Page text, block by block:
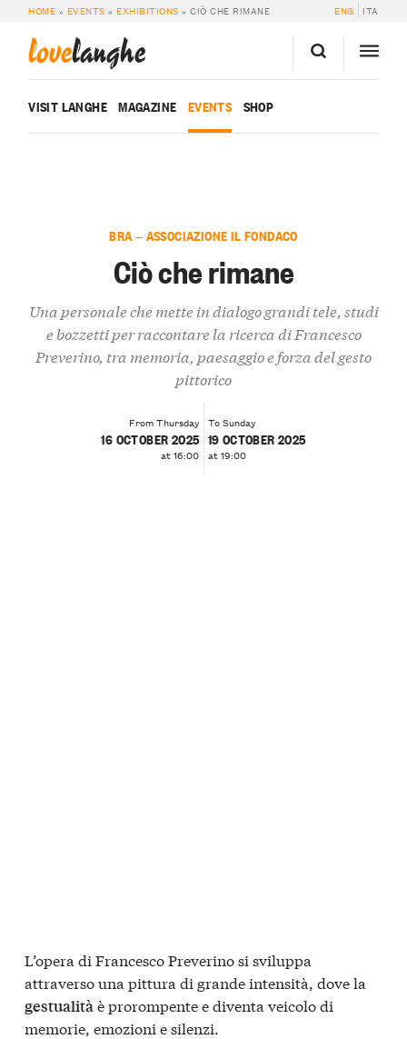
HOME » EVENTS »EXHIBITIONS »CIÒ CHE RIMANE ENG ITA
lovelanghe
VISIT LANGHE MAGAZINE EVENTS SHOP
BRA — ASSOCIAZIONE IL FONDACO
Ciò che rimane
Una personale che mette in dialogo grandi tele, studi
e bozzetti per raccontare la ricerca di Francesco
Preverino, tra memoria, paesaggio e forza del gesto
pittorico
From Thursday
16 OCTOBER 2025
at 16:00
To Sunday
19 OCTOBER 2025
at 19:00
L’opera di Francesco Preverino si sviluppa
attraverso una pittura di grande intensità, dove la
gestualitàè prorompente e diventa veicolo di
memorie, emozioni e silenzi.